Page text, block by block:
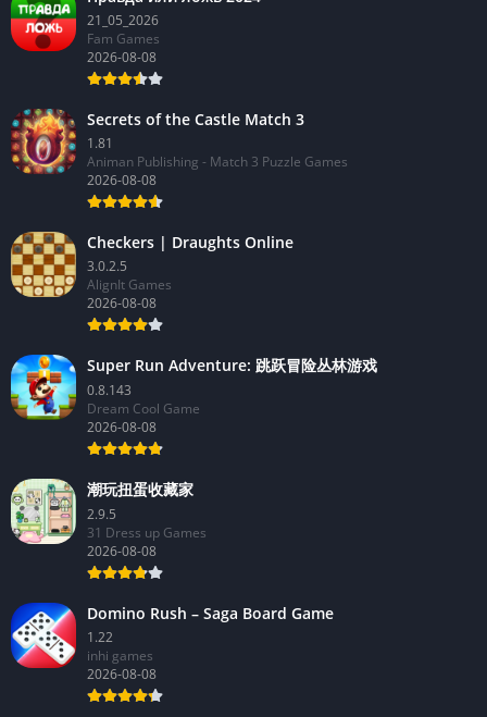
21_05_2026
Fam Games
2026-08-08
Secrets of the Castle Match 3
1.81
Animan Publishing - Match 3 Puzzle Games
2026-08-08
Checkers | Draughts Online
3.0.2.5
AlignIt Games
2026-08-08
Super Run Adventure: 跳跃冒险丛林游戏
0.8.143
Dream Cool Game
2026-08-08
潮玩扭蛋收藏家
2.9.5
31 Dress up Games
2026-08-08
Domino Rush – Saga Board Game
1.22
inhi games
2026-08-08